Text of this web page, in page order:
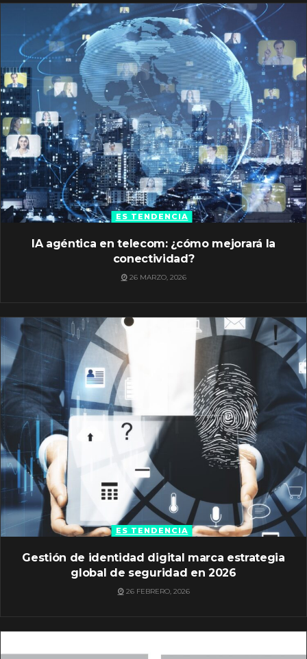
ES TENDENCIA
IA agéntica en telecom: ¿cómo mejorará la
conectividad?
26 MARZO, 2026
ES TENDENCIA
Gestión de identidad digital marca estrategia
global de seguridad en 2026
26 FEBRERO, 2026